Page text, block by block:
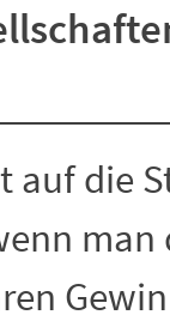
auf die